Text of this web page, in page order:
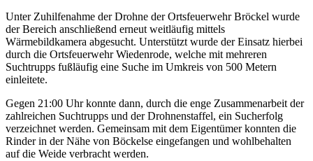
Unter Zuhilfenahme der Drohne der Ortsfeuerwehr Bröckel wurde
der Bereich anschließend erneut weitläufig mittels
Wärmebildkamera abgesucht. Unterstützt wurde der Einsatz hierbei
durch die Ortsfeuerwehr Wiedenrode, welche mit mehreren
Suchtrupps fußläufig eine Suche im Umkreis von 500 Metern
einleitete.
Gegen 21:00 Uhr konnte dann, durch die enge Zusammenarbeit der
zahlreichen Suchtrupps und der Drohnenstaffel, ein Sucherfolg
verzeichnet werden. Gemeinsam mit dem Eigentümer konnten die
Rinder in der Nähe von Böckelse eingefangen und wohlbehalten
auf die Weide verbracht werden.